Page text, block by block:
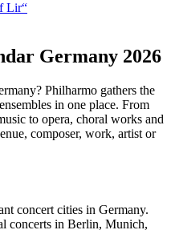
Lir“
Germany 2026
Philharmo gathers the
in one place. From
to opera, choral works and
composer, work, artist or
concert cities in Germany.
concerts in Berlin, Munich,